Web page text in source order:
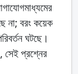
না; বরং কয়েক
ঘটছে।
সেই প্রশ্নের